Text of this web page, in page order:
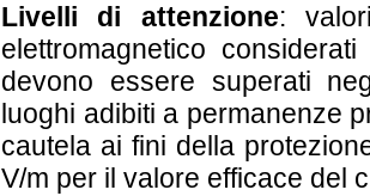
Livelli di attenzione:
elettromagnetico
devono essere superati
luoghi adibiti a permanenze
cautela ai fini della
V/m per il valore efficace del